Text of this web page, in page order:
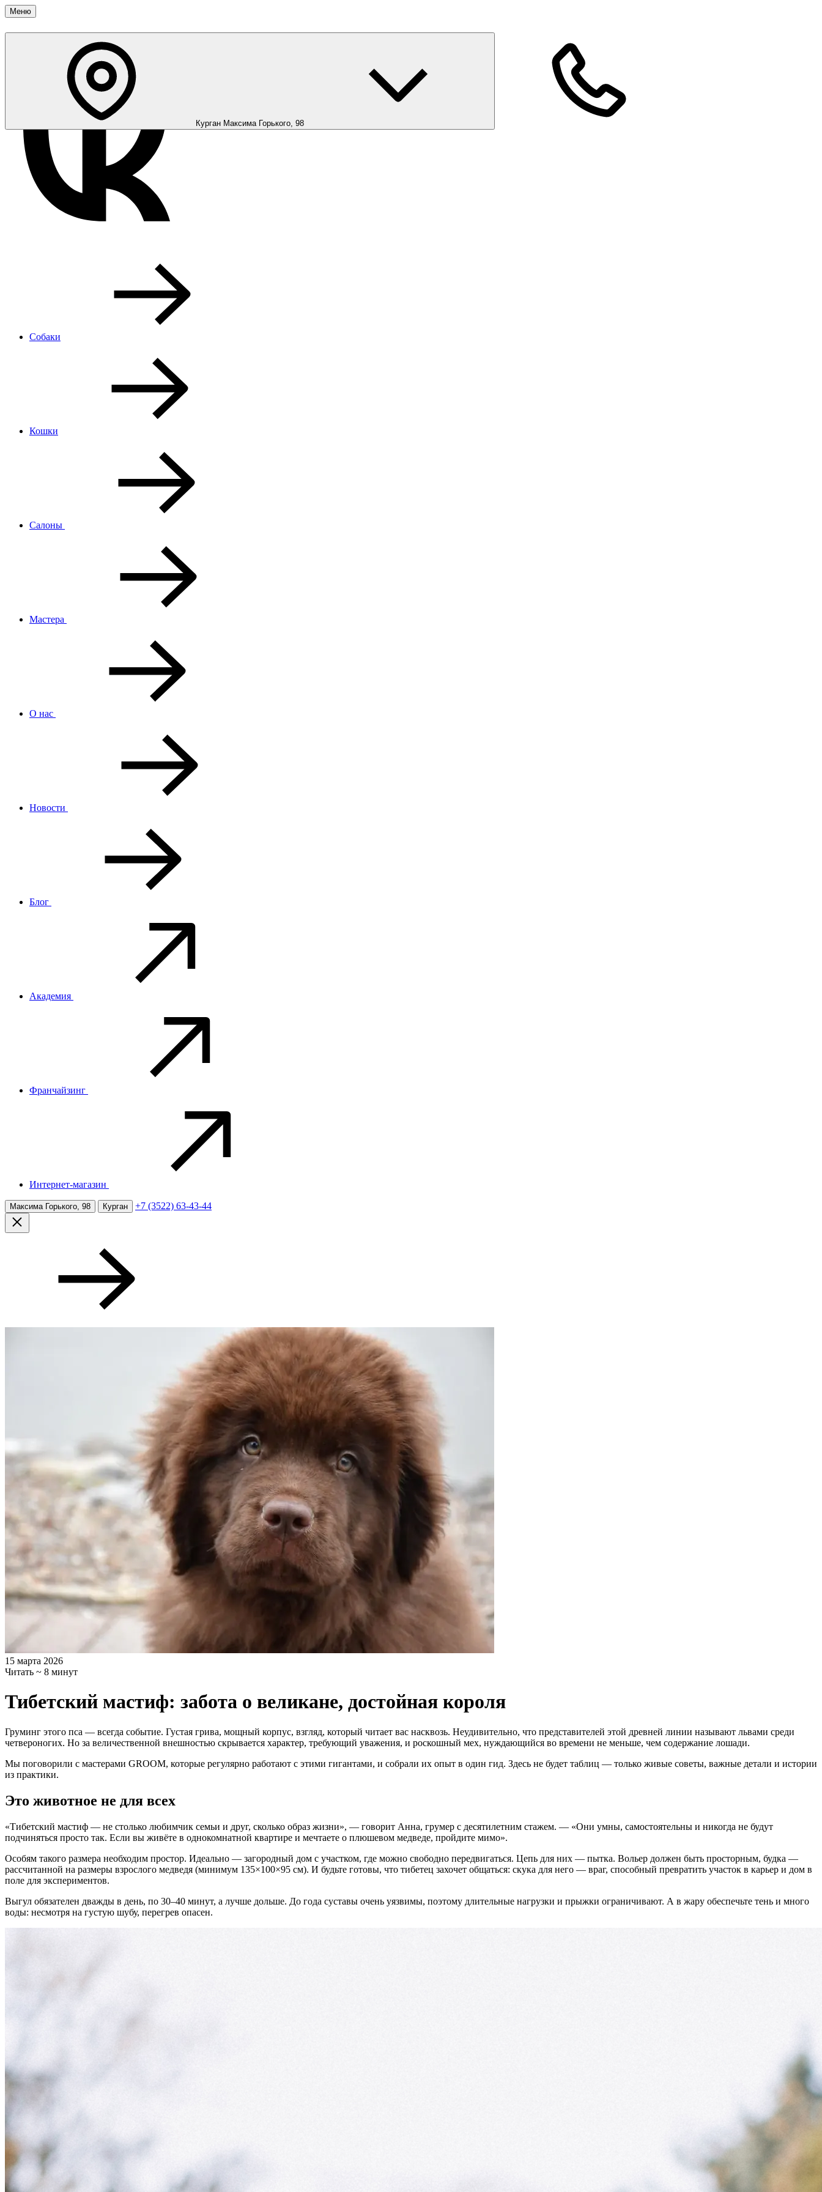
Меню
Курган Максима Горького, 98
Собаки
Кошки
Салоны
Мастера
О нас
Новости
Блог
Академия
Франчайзинг
Интернет-магазин
Максима Горького, 98 Курган +7 (3522) 63-43-44
15 марта 2026
Читать ~ 8 минут
Тибетский мастиф: забота о великане, достойная короля
Груминг этого пса — всегда событие. Густая грива, мощный корпус, взгляд, который читает вас насквозь. Неудивительно, что представителей этой древней линии называют львами среди
четвероногих. Но за величественной внешностью скрывается характер, требующий уважения, и роскошный мех, нуждающийся во времени не меньше, чем содержание лошади.
Мы поговорили с мастерами GROOM, которые регулярно работают с этими гигантами, и собрали их опыт в один гид. Здесь не будет таблиц — только живые советы, важные детали и истории
из практики.
Это животное не для всех
«Тибетский мастиф — не столько любимчик семьи и друг, сколько образ жизни», — говорит Анна, грумер с десятилетним стажем. — «Они умны, самостоятельны и никогда не будут
подчиняться просто так. Если вы живёте в однокомнатной квартире и мечтаете о плюшевом медведе, пройдите мимо».
Особям такого размера необходим простор. Идеально — загородный дом с участком, где можно свободно передвигаться. Цепь для них — пытка. Вольер должен быть просторным, будка —
рассчитанной на размеры взрослого медведя (минимум 135×100×95 см). И будьте готовы, что тибетец захочет общаться: скука для него — враг, способный превратить участок в карьер и дом в
поле для экспериментов.
Выгул обязателен дважды в день, по 30–40 минут, а лучше дольше. До года суставы очень уязвимы, поэтому длительные нагрузки и прыжки ограничивают. А в жару обеспечьте тень и много
воды: несмотря на густую шубу, перегрев опасен.